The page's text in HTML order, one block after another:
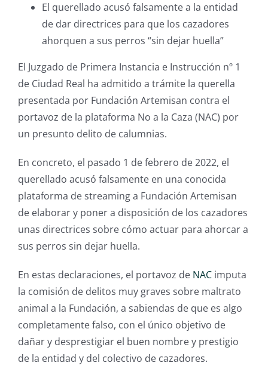
El querellado acusó falsamente a la entidad
de dar directrices para que los cazadores
ahorquen a sus perros “sin dejar huella”
El Juzgado de Primera Instancia e Instrucción nº 1
de Ciudad Real ha admitido a trámite la querella
presentada por Fundación Artemisan contra el
portavoz de la plataforma No a la Caza (NAC) por
un presunto delito de calumnias.
En concreto, el pasado 1 de febrero de 2022, el
querellado acusó falsamente en una conocida
plataforma de streaming a Fundación Artemisan
de elaborar y poner a disposición de los cazadores
unas directrices sobre cómo actuar para ahorcar a
sus perros sin dejar huella.
En estas declaraciones, el portavoz de NACimputa
la comisión de delitos muy graves sobre maltrato
animal a la Fundación, a sabiendas de que es algo
completamente falso, con el único objetivo de
dañar y desprestigiar el buen nombre y prestigio
de la entidad y del colectivo de cazadores.